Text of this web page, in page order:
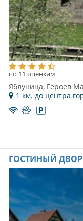
по 11 оценкам
Яблуница, Героев
1 км. до центра
ГОСТИНЫЙ ДВОР